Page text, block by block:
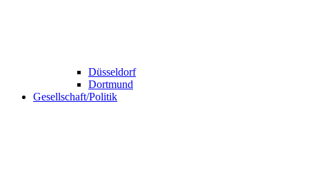
Düsseldorf
Dortmund
Gesellschaft/Politik